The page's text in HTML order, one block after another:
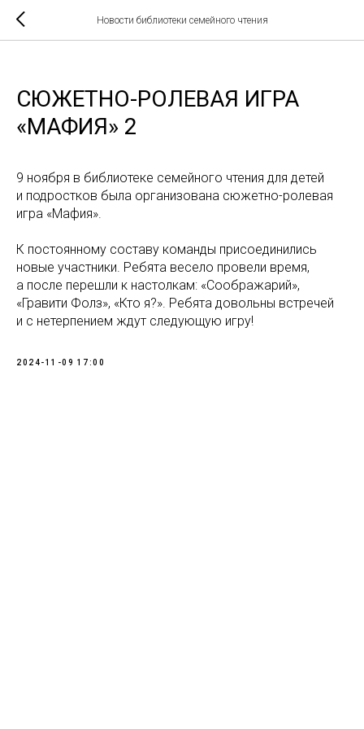
Новости библиотеки семейного чтения
СЮЖЕТНО-РОЛЕВАЯ ИГРА
«МАФИЯ» 2
9 ноября в библиотеке семейного чтения для детей
и подростков была организована сюжетно-ролевая
игра «Мафия».
К постоянному составу команды присоединились
новые участники. Ребята весело провели время,
а после перешли к настолкам: «Соображарий»,
«Гравити Фолз», «Кто я?». Ребята довольны встречей
и с нетерпением ждут следующую игру!
2024-11-09 17:00